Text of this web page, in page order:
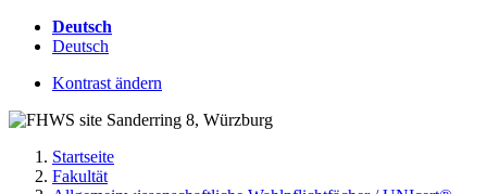
Deutsch
Deutsch
Kontrast ändern
Startseite
Fakultät